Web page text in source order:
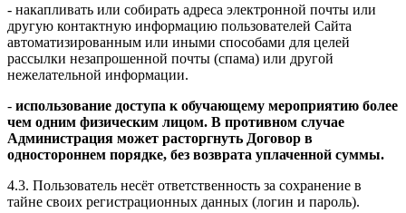
- накапливать или собирать адреса электронной почты или
другую контактную информацию пользователей Сайта
автоматизированным или иными способами для целей
рассылки незапрошенной почты (спама) или другой
нежелательной информации.
- использование доступа к обучающему мероприятию более
чем одним физическим лицом. В противном случае
Администрация может расторгнуть Договор в
одностороннем порядке, без возврата уплаченной суммы.
4.3. Пользователь несёт ответственность за сохранение в
тайне своих регистрационных данных (логин и пароль).